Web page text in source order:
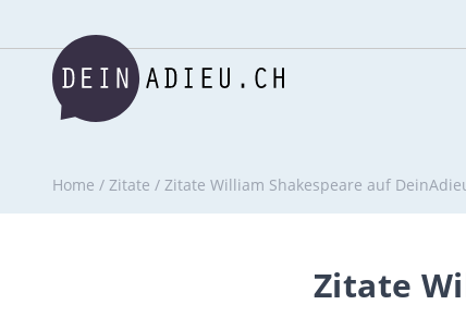
Home / Zitate / Zitate William Shakespeare auf
Zitate